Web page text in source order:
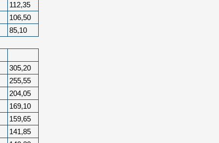
112,35
106,50
85,10
305,20
255,55
204,05
169,10
159,65
141,85